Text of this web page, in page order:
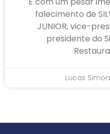
falecimento de
JUNIOR, vice-
presidente do
Lucas Simon